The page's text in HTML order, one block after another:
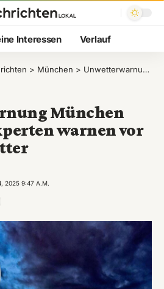
Interessen Verlauf
> München > Unwetterwarnung München Juni 2024: Experten warnen vor heftigem Wetter
München
warnen vor
2025 9:47 A.m.